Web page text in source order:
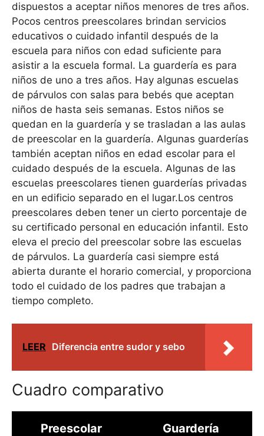
dispuestos a aceptar niños menores de tres años.
Pocos centros preescolares brindan servicios
educativos o cuidado infantil después de la
escuela para niños con edad suficiente para
asistir a la escuela formal. La guardería es para
niños de uno a tres años. Hay algunas escuelas
de párvulos con salas para bebés que aceptan
niños de hasta seis semanas. Estos niños se
quedan en la guardería y se trasladan a las aulas
de preescolar en la guardería. Algunas guarderías
también aceptan niños en edad escolar para el
cuidado después de la escuela. Algunas de las
escuelas preescolares tienen guarderías privadas
en un edificio separado en el lugar.Los centros
preescolares deben tener un cierto porcentaje de
su certificado personal en educación infantil. Esto
eleva el precio del preescolar sobre las escuelas
de párvulos. La guardería casi siempre está
abierta durante el horario comercial, y proporciona
todo el cuidado de los padres que trabajan a
tiempo completo.
LEER Diferencia entre sudor y sebo
Cuadro comparativo
Preescolar Guardería